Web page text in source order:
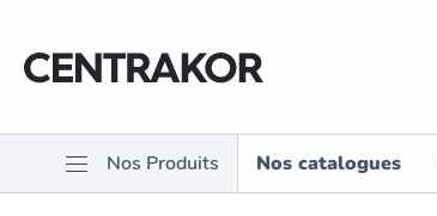
Nos Produits Nos catalogues